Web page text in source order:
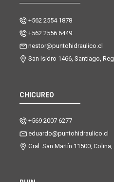
+562 2554 1878
+562 2556 6449
nestor@puntohidraulico.cl
San Isidro 1466, Santiago,
CHICUREO
+569 2007 6277
eduardo@puntohidraulico.cl
Gral. San Martín 11500,